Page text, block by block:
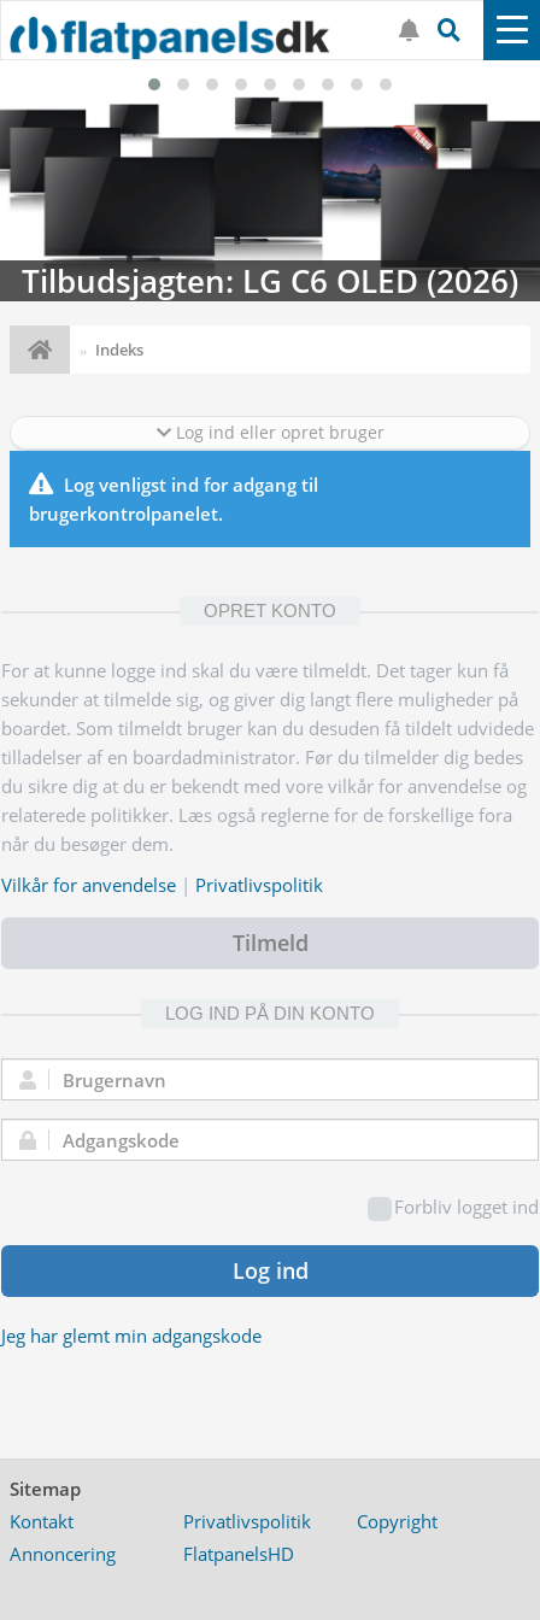
Tilbudsjagten: LG C6 OLED (2026)
Indeks
Log ind eller opret bruger
Log venligst ind for adgang til
brugerkontrolpanelet.
OPRET KONTO
For at kunne logge ind skal du være tilmeldt. Det tager kun få
sekunder at tilmelde sig, og giver dig langt flere muligheder på
boardet. Som tilmeldt bruger kan du desuden få tildelt udvidede
tilladelser af en boardadministrator. Før du tilmelder dig bedes
du sikre dig at du er bekendt med vore vilkår for anvendelse og
relaterede politikker. Læs også reglerne for de forskellige fora
når du besøger dem.
Vilkår for anvendelse | Privatlivspolitik
Tilmeld
LOG IND PÅ DIN KONTO
Brugernavn:
Adgangskode:
Forbliv logget ind
Log ind
Jeg har glemt min adgangskode
Sitemap
Kontakt
Privatlivspolitik
Copyright
Annoncering
FlatpanelsHD